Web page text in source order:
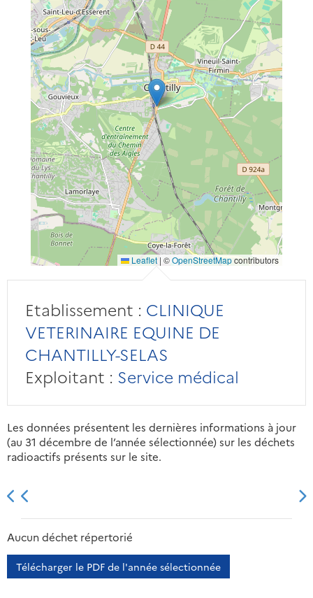
Leaflet | ©OpenStreetMapcontributors
Etablissement : CLINIQUE
VETERINAIRE EQUINE DE
CHANTILLY-SELAS
Exploitant : Service médical
Les données présentent les dernières informations à jour
(au 31 décembre de l’année sélectionnée) sur les déchets
radioactifs présents sur le site.
2013 2014
Aucun déchet répertorié
Télécharger le PDF de l'année sélectionnée